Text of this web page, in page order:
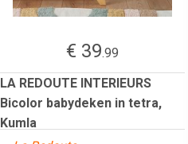
€ 39.99
LA REDOUTE INTERIEURS
Bicolor babydeken in tetra,
Kumla